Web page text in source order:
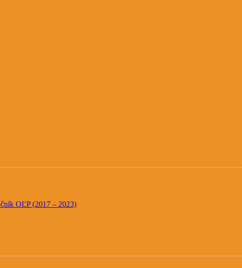
OĽP (2017 – 2023)